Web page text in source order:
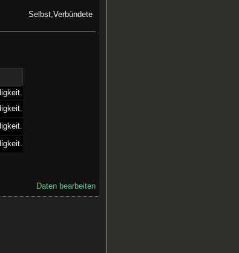
Selbst,Verbündete
Daten bearbeiten